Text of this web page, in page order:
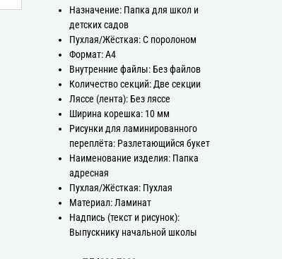
Назначение: Папка для школ и
детских садов
Пухлая/Жёсткая: С поролоном
Формат: А4
Внутренние файлы: Без файлов
Количество секций: Две секции
Ляссе (лента): Без ляссе
Ширина корешка: 10 мм
Рисунки для ламинированного
переплёта: Разлетающийся букет
Наименование изделия: Папка
адресная
Пухлая/Жёсткая: Пухлая
Материал: Ламинат
Надпись (текст и рисунок):
Выпускнику начальной школы